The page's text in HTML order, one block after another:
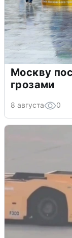
Москву
грозами
8 августа 0